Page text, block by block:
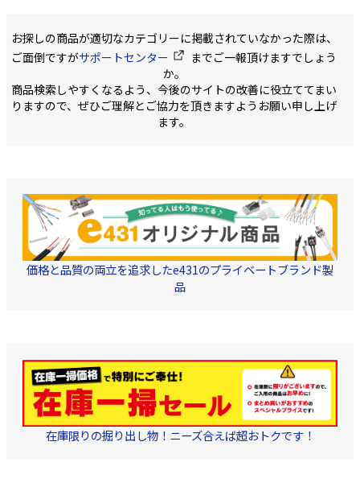
お探しの商品が適切なカテゴリーに掲載されていなかった際は、
ご面倒ですがサポートセンター
までご一報頂けますでしょう
か。
商品検索しやすくなるよう、今後のサイトの改善に役立ててまい
りますので、ぜひご理解とご協力を頂きますようお願い申し上げ
ます。
価格と品質の両立を追求したe431のプライベートブランド製
品
在庫限りの掘り出し物！ニーズ合えば超おトクです！